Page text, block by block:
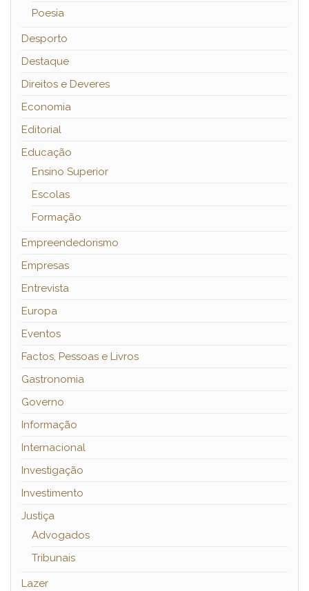
Poesia
Desporto
Destaque
Direitos e Deveres
Economia
Editorial
Educação
Ensino Superior
Escolas
Formação
Empreendedorismo
Empresas
Entrevista
Europa
Eventos
Factos, Pessoas e Livros
Gastronomia
Governo
Informação
Internacional
Investigação
Investimento
Justiça
Advogados
Tribunais
Lazer